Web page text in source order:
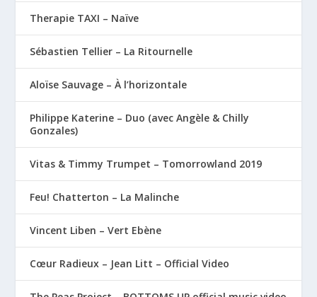
Therapie TAXI – Naïve
Sébastien Tellier – La Ritournelle
Aloïse Sauvage – À l’horizontale
Philippe Katerine – Duo (avec Angèle & Chilly
Gonzales)
Vitas & Timmy Trumpet – Tomorrowland 2019
Feu! Chatterton – La Malinche
Vincent Liben – Vert Ebène
Cœur Radieux – Jean Litt – Official Video